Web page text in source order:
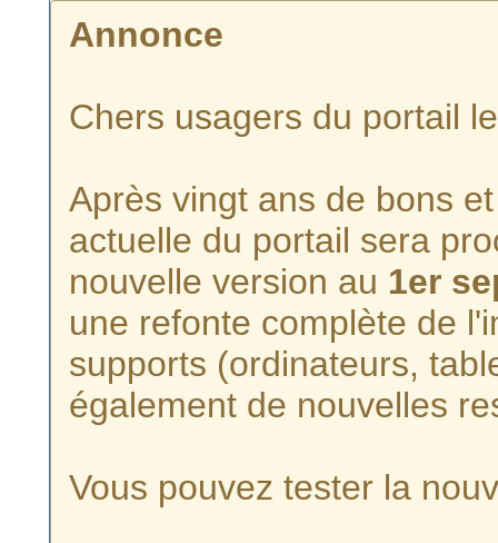
Annonce
Chers usagers du portail
Après vingt ans de bons
actuelle du portail sera
nouvelle version au 1er
une refonte complète de
supports (ordinateurs,
également de nouvelles
Vous pouvez tester la